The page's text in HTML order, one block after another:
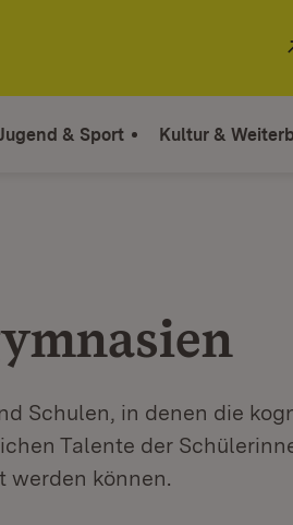
& Sport Kultur &
Schulen, in denen die
Talente der
werden können.